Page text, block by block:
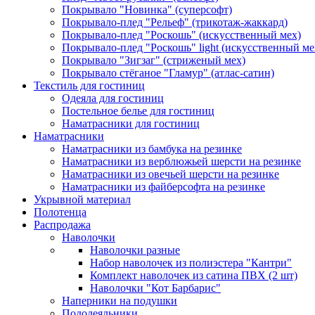
Покрывало "Новинка" (суперсофт)
Покрывало-плед "Рельеф" (трикотаж-жаккард)
Покрывало-плед "Роскошь" (искусственный мех)
Покрывало-плед "Роскошь" light (искусственный
Покрывало "Зигзаг" (стриженый мех)
Покрывало стёганое "Гламур" (атлас-сатин)
Текстиль для гостиниц
Одеяла для гостиниц
Постельное белье для гостиниц
Наматрасники для гостиниц
Наматрасники
Наматрасники из бамбука на резинке
Наматрасники из верблюжьей шерсти на резинке
Наматрасники из овечьей шерсти на резинке
Наматрасники из файберсофта на резинке
Укрывной материал
Полотенца
Распродажа
Наволочки
Наволочки разные
Набор наволочек из полиэстера "Кантри"
Комплект наволочек из сатина ПВХ (2 шт)
Наволочки "Кот Барбарис"
Наперники на подушки